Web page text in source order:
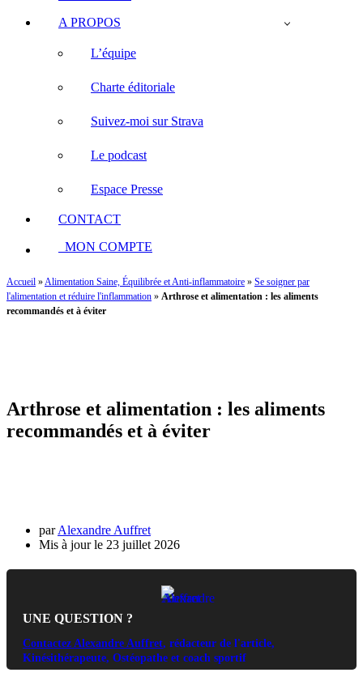
A PROPOS
L’équipe
Charte éditoriale
Suivez-moi sur Strava
Le podcast
Espace Presse
CONTACT
MON COMPTE
Accueil »Alimentation Saine, Équilibrée et Anti-inflammatoire » Se soigner par
l'alimentation et réduire l'inflammation » Arthrose et alimentation : les aliments
recommandés et à éviter
Arthrose et alimentation : les aliments
recommandés et à éviter
parAlexandre Auffret
23 juillet 2026
UNE QUESTION ?
Contactez Alexandre Auffret, rédacteur de l'article,
Kinésithérapeute, Ostéopathe et coach sportif